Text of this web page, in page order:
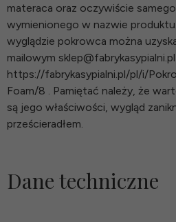
materaca oraz oczywiście
wymienionego w nazwie
wyglądzie pokrowca można
mailowym
https://fabrykasypialni.pl/pl/i/
Foam/8 . Pamiętać należy, że
są jego właściwości, wygląd
prześcieradłem.
Dane techniczne